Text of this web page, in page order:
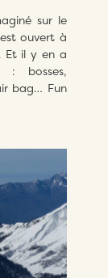
sur le
ouvert à
Et il y en a
: bosses,
bag… Fun